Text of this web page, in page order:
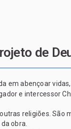
de
em abençoar
e intercessor
religiões.
obra.